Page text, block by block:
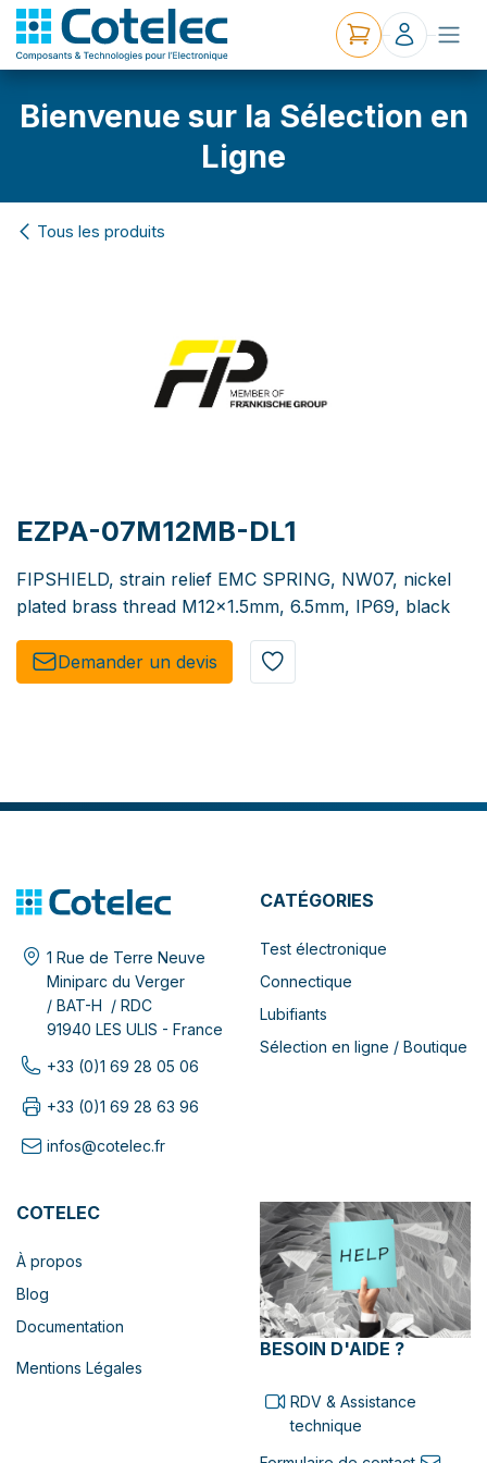
Bienvenue sur la Sélection en
Ligne
Tous les produits
EZPA-07M12MB-DL1
FIPSHIELD, strain relief EMC SPRING, NW07, nickel
plated brass thread M12x1.5mm, 6.5mm, IP69, black
Demander un de​​vis​​
1 Rue de Terre Neuve
Miniparc du Verger
/ BAT-H / RDC
91940 LES ULIS - France
+33 (0)1 69 28 05 06
+33 (0)1 69 28 63 96
infos@cotelec.fr
CATÉGORIES
Test électronique
Connectique
Lubifiants
Sélection en ligne / Boutique
COTELEC
À propos
Blog
Documentation
Mentions Légales
BESOIN D'AIDE ?
RDV & Assistance
technique